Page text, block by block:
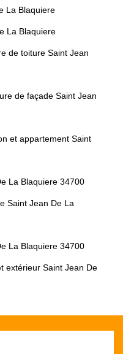
La Blaquiere
La Blaquiere
de toiture Saint Jean
de façade Saint Jean
et appartement Saint
La Blaquiere 34700
Saint Jean De La
La Blaquiere 34700
extérieur Saint Jean De